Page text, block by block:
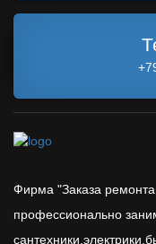
Фирма "Заказа
профессионально